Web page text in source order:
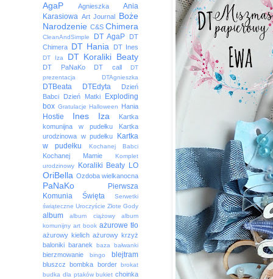
AgaP Agnieszka
Ania
Karasiowa Art Journal
Boże
Narodzenie C&S Chimera
CleanAndSimple DT AgaP
DT
Chimera DT Hania DT Ines
DT Iza DT Koraliki Beaty
DT PaNaKo DT call
DT
prezentacja
DTAgnieszka
DTBeata DTEdyta
Dzień
Babci
Dzień Matki
Exploding
box Gratulacje Halloween Hania
Hostie Ines Iza
Kartka
komunijna w pudełku
Kartka
urodzinowa w pudełku
Kartka
w pudełku
Kochanej Babci
Kochanej Mamie
Komplet
urodzinowy
Koraliki Beaty LO
OriBella Ozdoba wielkanocna
PaNaKo
Pierwsza
Komunia Święta
Serwetki
świąteczne Uroczyście Złote Gody
album album ciążowy
album
komunijny art book ażurowe tło
ażurowy kielich ażurowy krzyż
baloniki baranek baza bałwanki
bierzmowanie bingo blejtram
bluszcz bombka border brokat
budka dla ptaków bukiet choinka